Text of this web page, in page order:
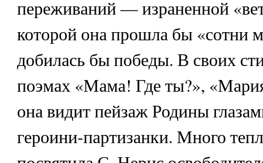
переживаний — израненной
которой она прошла бы «сотни
добилась бы победы. В своих
поэмах «Мама! Где ты?»,
она видит пейзаж Родины
героини-партизанки. Много